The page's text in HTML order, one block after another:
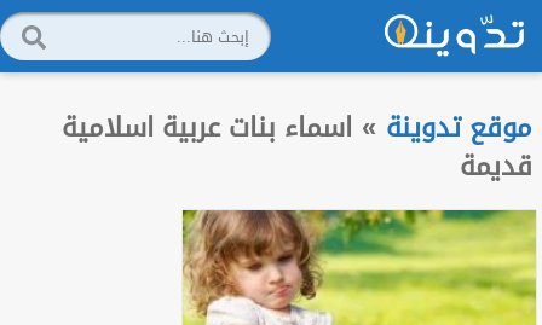
موقع تدوينة » اسماء بنات عربية اسلامية
قديمة